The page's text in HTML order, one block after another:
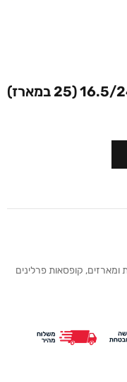
ומארזים, קופסאות פרלינים